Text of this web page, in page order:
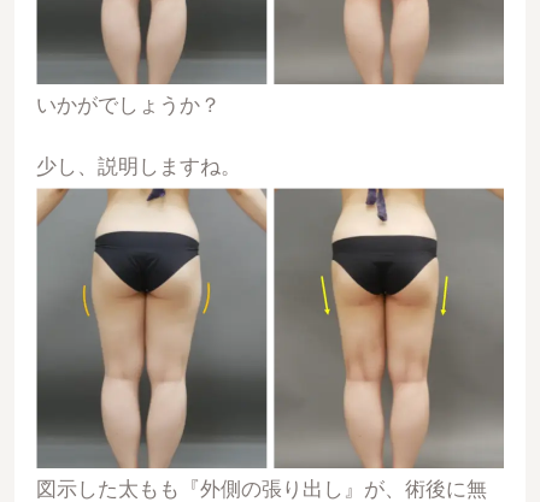
いかがでしょうか？
少し、説明しますね。
図示した太もも『外側の張り出し』が、術後に無